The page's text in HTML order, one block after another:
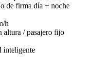
de firma día + noche
h
altura / pasajero fijo
inteligente